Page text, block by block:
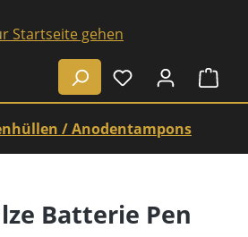
/ Anodentampons
Batterie Pen